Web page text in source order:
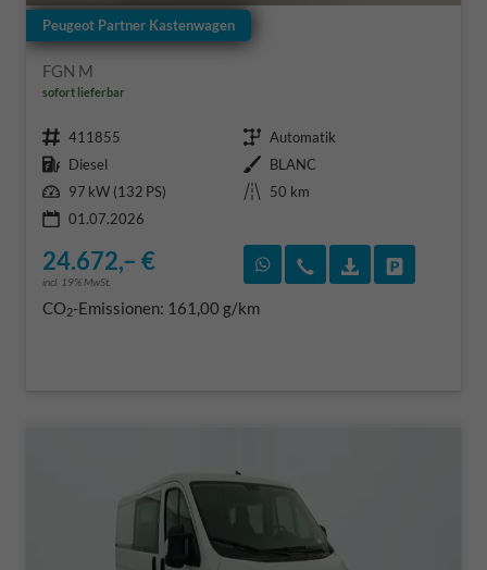
Peugeot Partner Kastenwagen
FGN M
sofort lieferbar
Fahrzeugnr. 411855 Getriebe Automatik
Kraftstoff Diesel Außenfarbe BLANC
Leistung 97 kW (132 PS) Kilometerstand
50 km
01.07.2026
24.672,– €
incl. 19% MwSt.
Rückruf vereinbaren
Wir rufen Sie an
CO2-Emissionen: 161,00 g/km